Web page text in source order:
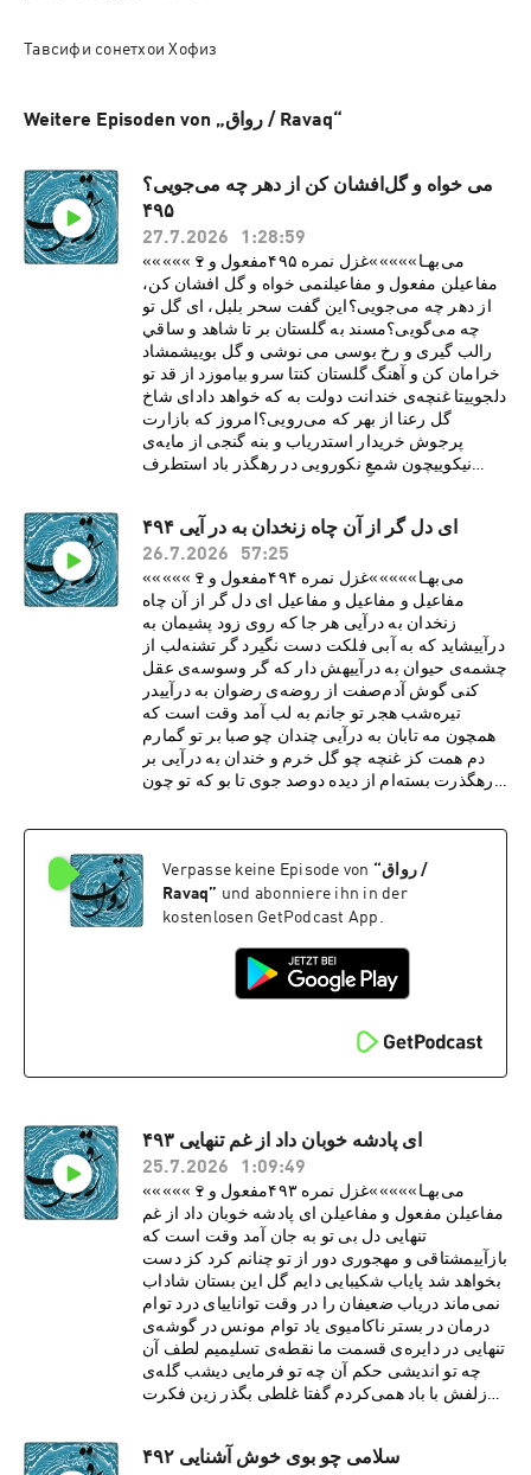
Тавсифи сонетхои Хофиз
Weitere Episoden von „رواق / Ravaq“
می خواه و گل‌افشان کن از دهر چه می‌جویی؟
۴۹۵
27.7.2026
1:28:59
«««««🍷می‌بهـا»»»»»غزل نمره ۴۹۵مفعول و
مفاعیلن مفعول و مفاعیلنمی خواه و گل افشان کن،
از دهر چه می‌جویی؟این گفت سحر بلبل، ای گل تو
چه می‌گویی؟مسند به گلستان بر تا شاهد و ساقي
رالب گيری و رخ بوسی می نوشی و گل بوییشمشاد
خرامان کن و آهنگ گلستان کنتا سرو بياموزد از قد تو
دلجوییتا غنچه‌ی خندانت دولت به که خواهد دادای شاخ
گل رعنا از بهر که می‌رویی؟امروز که بازارت
پرجوش خريدار استدرياب و بنه گنجی از مايه‌ی
نيکوییچون شمعِ نکورویی در رهگذر باد استطرف
نافه‌ی چين ارزدخوش بودی اگر بودی بویی‌ش ز
خوش‌خوییهر مرغ به دستانی در گلشن شاه آمدبلبل
به نواسازی حافظ به غزل‌گوییSupport this
podcast at —
https://redcircle.com/ravaq/donations
ای دل گر از آن چاه زنخدان به در آیی ۴۹۴
26.7.2026
57:25
«««««🍷می‌بهـا»»»»»غزل نمره ۴۹۴مفعول و
مفاعیل و مفاعیل و مفاعیل ای دل گر از آن چاه
زنخدان به درآیی هر جا که روی زود پشيمان به
درآییشايد که به آبی فلکت دست نگيرد گر تشنه‌لب از
چشمه‌ی حيوان به درآییهش دار که گر وسوسه‌ی عقل
کنی گوش آدم‌صفت از روضه‌ی رضوان به درآییدر
تيره‌شب هجر تو جانم به لب آمد وقت است که
همچون مه تابان به درآیی چندان چو صبا بر تو گمارم
دم همت کز غنچه چو گل خرم و خندان به درآیی بر
رهگذرت بسته‌ام از ديده دوصد جوی تا بو که تو چون
يوسف مه‌رو بازآيد و از کلبه‌ی احزان به
https://redcircle.com/ravaq/donations
Verpasse keine Episode von “رواق /
Ravaq” und abonniere ihn in der
kostenlosen GetPodcast App.
ای پادشه خوبان داد از غم تنهایی ۴۹۳
25.7.2026
1:09:49
«««««🍷می‌بهـا»»»»»غزل نمره ۴۹۳مفعول و
مفاعیلن مفعول و مفاعیلن ای پادشه خوبان داد از غم
تنهایی دل بی تو به جان آمد وقت است که
بازآییمشتاقی و مهجوری دور از تو چنانم کرد کز دست
بخواهد شد پاياب شکيبایی دايم گل اين بستان شاداب
نمی‌ماند درياب ضعيفان را در وقت تواناییای درد توام
درمان در بستر ناکامیوی ياد توام مونس در گوشه‌ی
تنهایی در دايره‌ی قسمت ما نقطه‌ی تسليميم لطف آن
چه تو انديشی حکم آن چه تو فرمایی ‌ديشب گله‌ی
زلفش با باد همی‌کردم گفتا غلطی بگذر زين فکرت
است حريف ای دل تا باد نپيماییفکر خود و رای خود در
عالم رندی نيست کفر است در اين مذهب خودبينی و
سلامی چو بوی خوش آشنایی ۴۹۲